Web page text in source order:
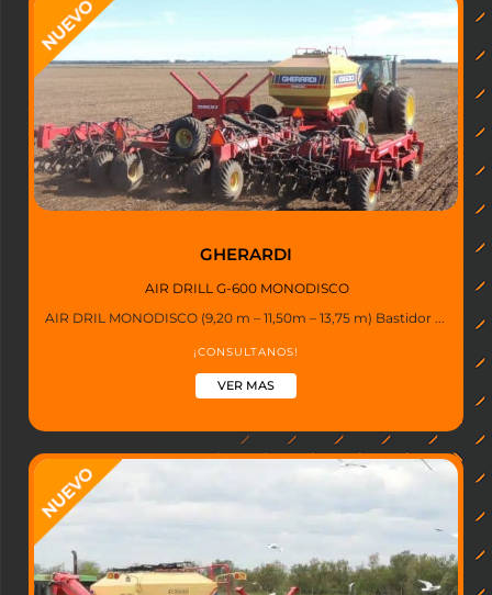
GHERARDI
AIR DRILL G-600 MONODISCO
AIR DRIL MONODISCO (9,20 m – 11,50m – 13,75 m) Bastidor ...
¡CONSULTANOS!
VER MAS